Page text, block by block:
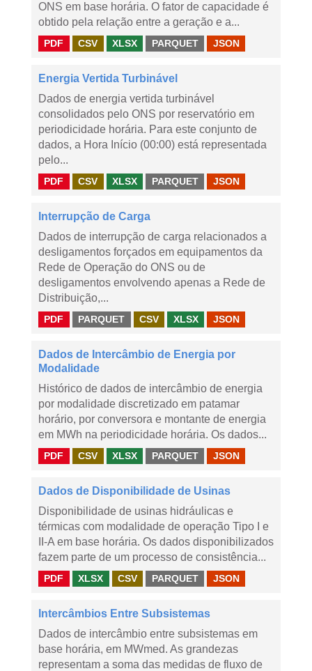
ONS em base horária. O fator de capacidade é
obtido pela relação entre a geração e a...
PDF CSV XLSX PARQUET JSON
Energia Vertida Turbinável
Dados de energia vertida turbinável
consolidados pelo ONS por reservatório em
periodicidade horária. Para este conjunto de
dados, a Hora Início (00:00) está representada
pelo...
PDF CSV XLSX PARQUET JSON
Interrupção de Carga
Dados de interrupção de carga relacionados a
desligamentos forçados em equipamentos da
Rede de Operação do ONS ou de
desligamentos envolvendo apenas a Rede de
Distribuição,...
PDF PARQUET CSV XLSX JSON
Dados de Intercâmbio de Energia por
Modalidade
Histórico de dados de intercâmbio de energia
por modalidade discretizado em patamar
horário, por conversora e montante de energia
em MWh na periodicidade horária. Os dados...
PDF CSV XLSX PARQUET JSON
Dados de Disponibilidade de Usinas
Disponibilidade de usinas hidráulicas e
térmicas com modalidade de operação Tipo I e
II-A em base horária. Os dados disponibilizados
fazem parte de um processo de consistência...
PDF XLSX CSV PARQUET JSON
Intercâmbios Entre Subsistemas
Dados de intercâmbio entre subsistemas em
base horária, em MWmed. As grandezas
representam a soma das medidas de fluxo de